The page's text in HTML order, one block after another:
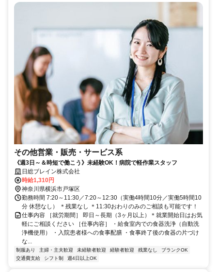
その他営業・販売・サービス系
《週3日～＆時短で働こう》未経験OK！病院で軽作業スタッフ
日総ブレイン株式会社
時給1,310円
神奈川県横浜市戸塚区
勤務時間 7:20～11:30／7:20～12:30（実働4時間10分／実働5時間10
分 休憩なし） ＊残業なし ＊11:30おわりのみのご相談も可能です！
仕事内容 ［就労期間］ 即日～長期（3ヶ月以上）＊就業開始日はお気
軽にご相談ください ［仕事内容］ ・給食室内での食器洗浄（自動洗
浄機使用） ・入院患者様への食事配膳 ・食事終了後の食器の片づけ
な...
制服あり 主婦・主夫歓迎 未経験者歓迎 経験者歓迎 残業なし
ブランクOK
交通費支給
シフト制 週4日以上OK